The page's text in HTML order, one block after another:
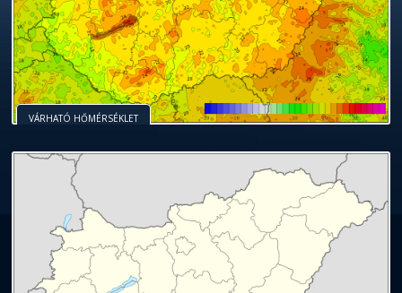
VÁRHATÓ HŐMÉRSÉKLET